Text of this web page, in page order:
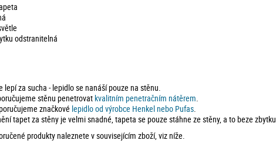
odstranitelná
lepí za sucha - lepidlo se nanáší pouze na stěnu.
stěnu penetrovatkvalitním penetračním nátěrem
značkové lepidlo od výrobce Henkel nebo Pufas
tapet za stěny je velmi snadné, tapeta se pouze stáhne ze stěny, a to beze zbytku.
produkty naleznete v souvisejícím zboží, viz níže.